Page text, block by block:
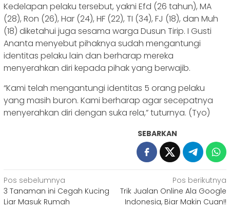
Kedelapan pelaku tersebut, yakni Efd (26 tahun), MA
(28), Ron (26), Har (24), HF (22), TI (34), FJ (18), dan Muh
(18) diketahui juga sesama warga Dusun Tirip. I Gusti
Ananta menyebut pihaknya sudah mengantungi
identitas pelaku lain dan berharap mereka
menyerahkan diri kepada pihak yang berwajib.
“Kami telah mengantungi identitas 5 orang pelaku
yang masih buron. Kami berharap agar secepatnya
menyerahkan diri dengan suka rela,” tuturnya. (Tyo)
SEBARKAN
Navigasi
pos
Pos sebelumnya
3 Tanaman ini Cegah Kucing
Liar Masuk Rumah
Pos berikutnya
Trik Jualan Online Ala Google
Indonesia, Biar Makin Cuan!!